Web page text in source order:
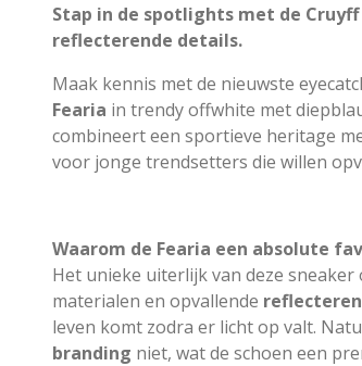
Stap in de spotlights met de
reflecterende details.
Maak kennis met de nieuwste
Fearia in trendy offwhite met
combineert een sportieve heritage
voor jonge trendsetters die willen
Waarom de Fearia een absolute
Het unieke uiterlijk van deze
materialen en opvallende
leven komt zodra er licht op valt.
branding niet, wat de schoen een